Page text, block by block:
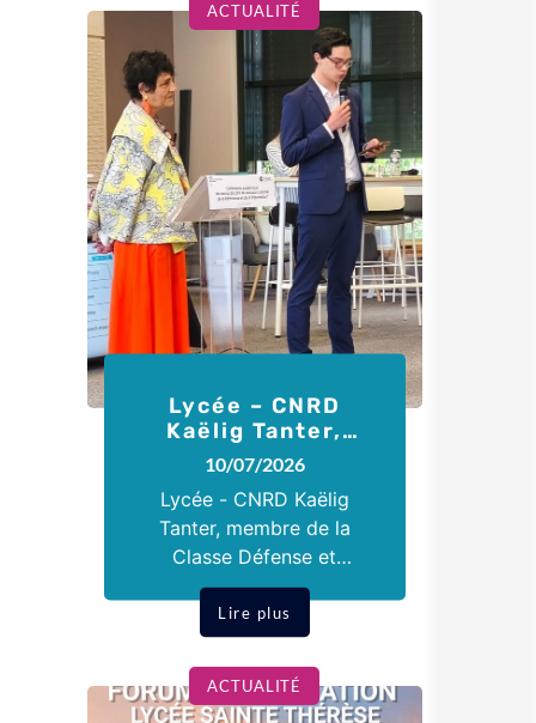
ACTUALITÉ
Lycée – CNRD
Kaëlig Tanter,
membre de la
Classe Défense…
10/07/2026
Lycée - CNRD Kaëlig
Tanter, membre de la
Classe Défense et
Sécurité Globale du
lycée, bachelier
mention Très Bien, déjà
lauréat d'un prix
départemental pour le
Lire plus
ACTUALITÉ